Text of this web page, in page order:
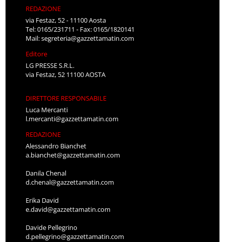
REDAZIONE
via Festaz, 52 - 11100 Aosta
Tel: 0165/231711 - Fax: 0165/1820141
Mail:segreteria@gazzettamatin.com
Editore
LG PRESSE S.R.L.
via Festaz, 52 11100 AOSTA
DIRETTORE RESPONSABILE
Luca Mercanti
l.mercanti@gazzettamatin.com
REDAZIONE
Alessandro Bianchet
a.bianchet@gazzettamatin.com
Danila Chenal
d.chenal@gazzettamatin.com
Erika David
e.david@gazzettamatin.com
Davide Pellegrino
d.pellegrino@gazzettamatin.com